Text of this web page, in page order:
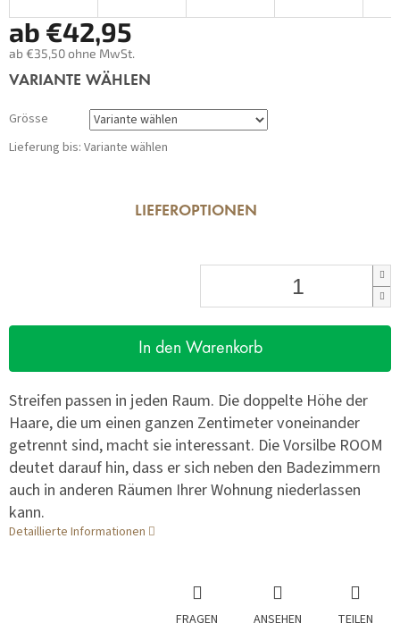
ab €42,95
ab €35,50ohne MwSt.
Verkaufspreis:
VARIANTE WÄHLEN
Grösse
Lieferung bis: Variante wählen
LIEFEROPTIONEN
In den Warenkorb
Streifen passen in jeden Raum. Die doppelte Höhe der
Haare, die um einen ganzen Zentimeter voneinander
getrennt sind, macht sie interessant. Die Vorsilbe ROOM
deutet darauf hin, dass er sich neben den Badezimmern
auch in anderen Räumen Ihrer Wohnung niederlassen
kann.
Detaillierte Informationen
FRAGEN ANSEHEN TEILEN